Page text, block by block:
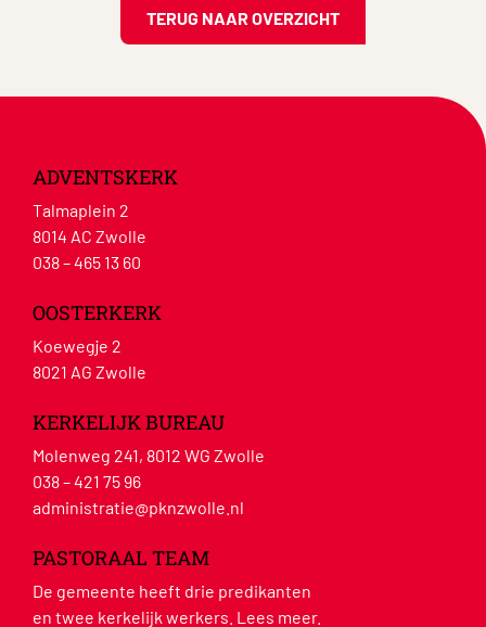
TERUG NAAR OVERZICHT
ADVENTSKERK
Talmaplein 2
8014 AC Zwolle
038 – 465 13 60
OOSTERKERK
Koewegje 2
8021 AG Zwolle
KERKELIJK BUREAU
Molenweg 241, 8012 WG Zwolle
038 – 421 75 96
administratie@pknzwolle.nl
PASTORAAL TEAM
De gemeente heeft drie predikanten
en twee kerkelijk werkers. Lees meer.